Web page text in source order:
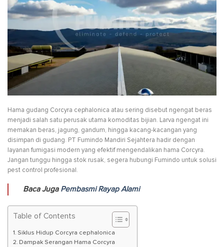
Hama gudang Corcyra cephalonica atau sering disebut ngengat beras
menjadi salah satu perusak utama komoditas bijian. Larva ngengat ini
memakan beras, jagung, gandum, hingga kacang-kacangan yang
disimpan di gudang. PT Fumindo Mandiri Sejahtera hadir dengan
layanan fumigasi modern yang efektif mengendalikan hama Corcyra.
Jangan tunggu hingga stok rusak, segera hubungi Fumindo untuk solusi
pest control profesional.
Baca Juga Pembasmi Rayap Alami
Table of Contents
Siklus Hidup Corcyra cephalonica
Dampak Serangan Hama Corcyra